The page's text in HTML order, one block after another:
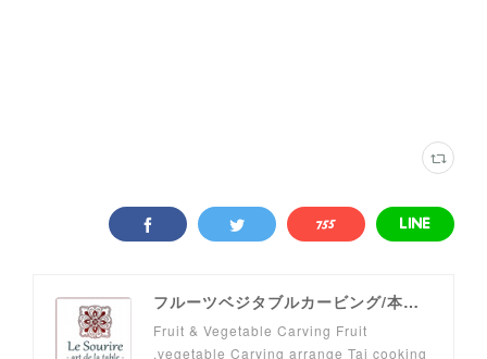
フルーツベジタブルカービング/本格タイ料理教室 Le Sourire -art de la table-
Fruit & Vegetable Carving Fruit
.vegetable Carving arrange Tai cooking